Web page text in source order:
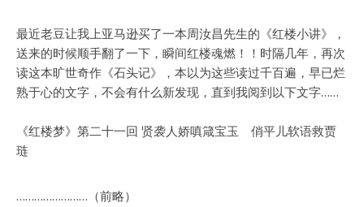
最近老豆让我上亚马逊买了一本周汝昌先生的《红楼小讲》，
送来的时候顺手翻了一下，瞬间红楼魂燃！！时隔几年，再次
读这本旷世奇作《石头记》，本以为这些读过千百遍，早已烂
熟于心的文字，不会有什么新发现，直到我阅到以下文字……
《红楼梦》第二十一回 贤袭人娇嗔箴宝玉 俏平儿软语救贾
琏
……………………（前略）